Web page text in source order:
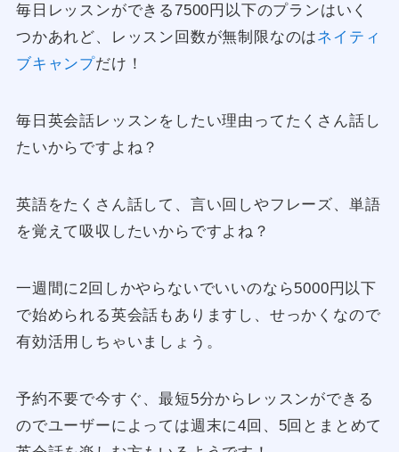
毎日レッスンができる7500円以下のプランはいく
つかあれど、レッスン回数が無制限なのはネイティ
ブキャンプだけ！
毎日英会話レッスンをしたい理由ってたくさん話し
たいからですよね？
英語をたくさん話して、言い回しやフレーズ、単語
を覚えて吸収したいからですよね？
一週間に2回しかやらないでいいのなら5000円以下
で始められる英会話もありますし、せっかくなので
有効活用しちゃいましょう。
予約不要で今すぐ、最短5分からレッスンができる
のでユーザーによっては週末に4回、5回とまとめて